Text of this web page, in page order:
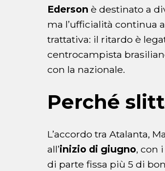
Ederson è destinato a
ma l’ufficialità continua
trattativa: il ritardo è
centrocampista
con la nazionale.
Perché
L’accordo tra Atalanta,
all’inizio di giugno, con
di parte fissa più 5 di